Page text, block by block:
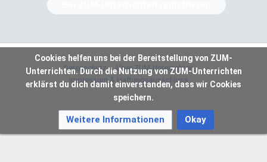
Datenschutz
Über ZUM-Unterrichten
Impressum & Haftungsausschluss
Cookies helfen uns bei der Bereitstellung von ZUM-
Unterrichten. Durch die Nutzung von ZUM-Unterrichten
erklärst du dich damit einverstanden, dass wir Cookies
speichern.
Weitere Informationen Okay